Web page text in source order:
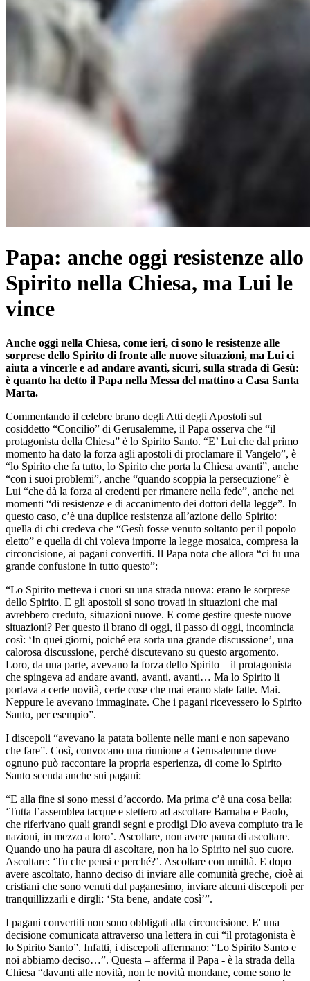
Papa: anche oggi resistenze allo
Spirito nella Chiesa, ma Lui le
vince
Anche oggi nella Chiesa, come ieri, ci sono le resistenze alle
sorprese dello Spirito di fronte alle nuove situazioni, ma Lui ci
aiuta a vincerle e ad andare avanti, sicuri, sulla strada di Gesù:
è quanto ha detto il Papa nella Messa del mattino a Casa Santa
Marta.
Commentando il celebre brano degli Atti degli Apostoli sul
cosiddetto “Concilio” di Gerusalemme, il Papa osserva che “il
protagonista della Chiesa” è lo Spirito Santo. “E’ Lui che dal primo
momento ha dato la forza agli apostoli di proclamare il Vangelo”, è
“lo Spirito che fa tutto, lo Spirito che porta la Chiesa avanti”, anche
“con i suoi problemi”, anche “quando scoppia la persecuzione” è
Lui “che dà la forza ai credenti per rimanere nella fede”, anche nei
momenti “di resistenze e di accanimento dei dottori della legge”. In
questo caso, c’è una duplice resistenza all’azione dello Spirito:
quella di chi credeva che “Gesù fosse venuto soltanto per il popolo
eletto” e quella di chi voleva imporre la legge mosaica, compresa la
circoncisione, ai pagani convertiti. Il Papa nota che allora “ci fu una
grande confusione in tutto questo”:
“Lo Spirito metteva i cuori su una strada nuova: erano le sorprese
dello Spirito. E gli apostoli si sono trovati in situazioni che mai
avrebbero creduto, situazioni nuove. E come gestire queste nuove
situazioni? Per questo il brano di oggi, il passo di oggi, incomincia
così: ‘In quei giorni, poiché era sorta una grande discussione’, una
calorosa discussione, perché discutevano su questo argomento.
Loro, da una parte, avevano la forza dello Spirito – il protagonista –
che spingeva ad andare avanti, avanti, avanti… Ma lo Spirito li
portava a certe novità, certe cose che mai erano state fatte. Mai.
Neppure le avevano immaginate. Che i pagani ricevessero lo Spirito
Santo, per esempio”.
I discepoli “avevano la patata bollente nelle mani e non sapevano
che fare”. Così, convocano una riunione a Gerusalemme dove
ognuno può raccontare la propria esperienza, di come lo Spirito
Santo scenda anche sui pagani:
“E alla fine si sono messi d’accordo. Ma prima c’è una cosa bella:
‘Tutta l’assemblea tacque e stettero ad ascoltare Barnaba e Paolo,
che riferivano quali grandi segni e prodigi Dio aveva compiuto tra le
nazioni, in mezzo a loro’. Ascoltare, non avere paura di ascoltare.
Quando uno ha paura di ascoltare, non ha lo Spirito nel suo cuore.
Ascoltare: ‘Tu che pensi e perché?’. Ascoltare con umiltà. E dopo
avere ascoltato, hanno deciso di inviare alle comunità greche, cioè ai
cristiani che sono venuti dal paganesimo, inviare alcuni discepoli per
tranquillizzarli e dirgli: ‘Sta bene, andate così’”.
I pagani convertiti non sono obbligati alla circoncisione. E' una
decisione comunicata attraverso una lettera in cui “il protagonista è
lo Spirito Santo”. Infatti, i discepoli affermano: “Lo Spirito Santo e
noi abbiamo deciso…”. Questa – afferma il Papa - è la strada della
Chiesa “davanti alle novità, non le novità mondane, come sono le